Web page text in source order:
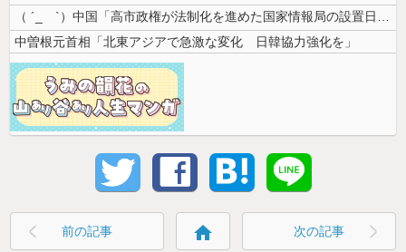
（ ´_ゝ`）中国「高市政権が法制化を進めた国家情報局の設置日が7月3...
中曽根元首相「北東アジアで急激な変化 日韓協力強化を」
前の記事 home 次の記事